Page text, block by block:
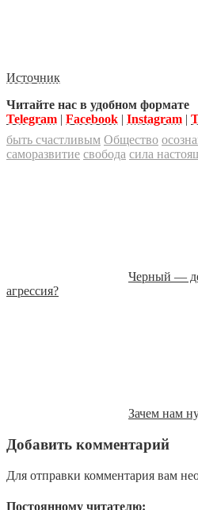
Источник
Читайте нас в удобном формате
Telegram | Facebook | Instagram |
быть счастливым Общество
саморазвитие свобода сила
Черный —
агрессия?
Зачем нам
Добавить комментарий
Для отправки комментария вам
Постоянному читателю: